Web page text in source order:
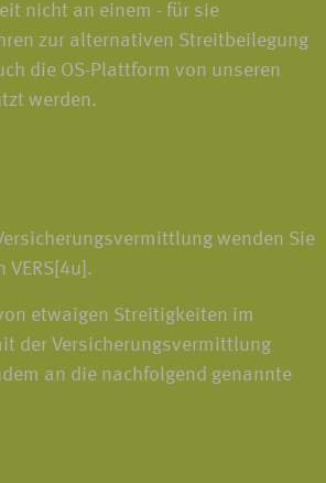
nicht an einem - für sie
zur alternativen Streitbeilegung
die OS-Plattform von unseren
werden.
wenden Sie
etwaigen Streitigkeiten im
der Versicherungsvermittlung
an die nachfolgend genannte